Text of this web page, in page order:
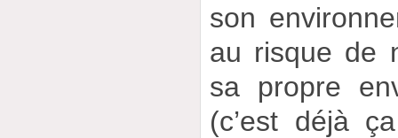
son
au risque de
sa propre
(c’est déjà